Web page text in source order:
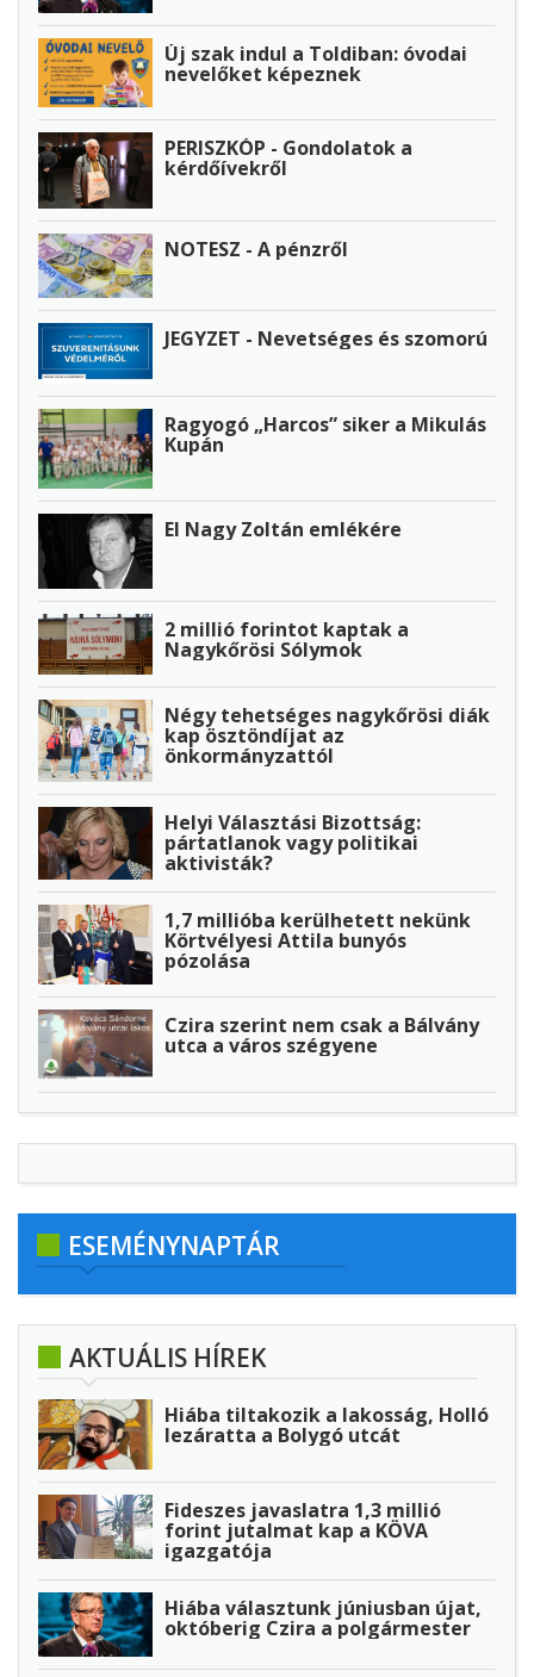
Új szak indul a Toldiban: óvodai
nevelőket képeznek
PERISZKÓP - Gondolatok a
kérdőívekről
NOTESZ - A pénzről
JEGYZET - Nevetséges és szomorú
Ragyogó „Harcos” siker a Mikulás
Kupán
El Nagy Zoltán emlékére
2 millió forintot kaptak a
Nagykőrösi Sólymok
Négy tehetséges nagykőrösi diák
kap ösztöndíjat az
önkormányzattól
Helyi Választási Bizottság:
pártatlanok vagy politikai
aktivisták?
1,7 millióba kerülhetett nekünk
Körtvélyesi Attila bunyós
pózolása
Czira szerint nem csak a Bálvány
utca a város szégyene
ESEMÉNYNAPTÁR
AKTUÁLIS HÍREK
Hiába tiltakozik a lakosság, Holló
lezáratta a Bolygó utcát
Fideszes javaslatra 1,3 millió
forint jutalmat kap a KÖVA
igazgatója
Hiába választunk júniusban újat,
októberig Czira a polgármester